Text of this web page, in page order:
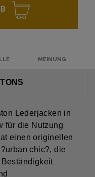
MEINUNG
Lederjacken in
für die Nutzung
einen originellen
chic?, die